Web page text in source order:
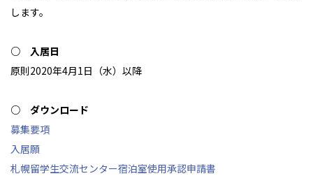
します。
○ 入居日
原則2020年4月1日（水）以降
○ ダウンロード
募集要項
入居願
札幌留学生交流センター宿泊室使用承認申請書